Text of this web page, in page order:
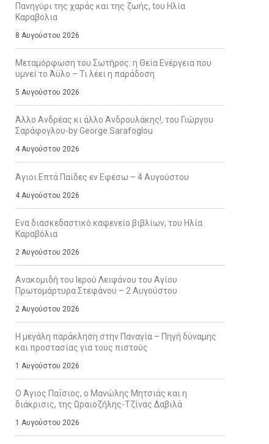
Πανηγύρι της χαράς και της ζωής, tου Ηλία
Καραβόλια
8 Αυγούστου 2026
Μεταμόρφωση του Σωτήρος: η Θεία Ενέργεια που
υμνεί το Άϋλο – Τι λέει η παράδοση
5 Αυγούστου 2026
Άλλο Ανδρέας κι άλλο Ανδρουλάκης!, του Γιώργου
Σαράφογλου-by George Sarafoglou
4 Αυγούστου 2026
Άγιοι Επτά Παίδες εν Εφέσω – 4 Αυγούστου
4 Αυγούστου 2026
Ενα διασκεδαστικό καφενείο βιβλίων, του Ηλία
Καραβόλια
2 Αυγούστου 2026
Ανακομιδή του Ιερού Λειψάνου του Αγίου
Πρωτομάρτυρα Στεφάνου – 2 Αυγούστου
2 Αυγούστου 2026
Η μεγάλη παράκληση στην Παναγία – Πηγή δύναμης
και προστασίας για τους πιστούς
1 Αυγούστου 2026
Ο Άγιος Παΐσιος, ο Μανώλης Μητσιάς και η
διάκρισις, της Ωραιοζήλης-Τζίνας Δαβιλά
1 Αυγούστου 2026